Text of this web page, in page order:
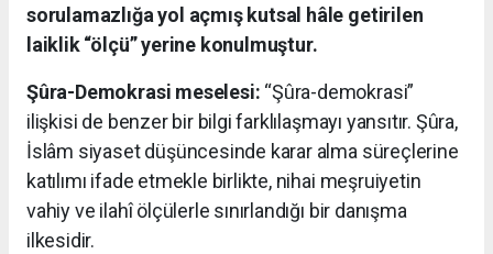
sorulamazlığa yol açmış kutsal hâle getirilen
laiklik “ölçü” yerine konulmuştur.
Şûra-Demokrasi meselesi: “Şûra-demokrasi”
ilişkisi de benzer bir bilgi farklılaşmayı yansıtır. Şûra,
İslâm siyaset düşüncesinde karar alma süreçlerine
katılımı ifade etmekle birlikte, nihai meşruiyetin
vahiy ve ilahî ölçülerle sınırlandığı bir danışma
ilkesidir.